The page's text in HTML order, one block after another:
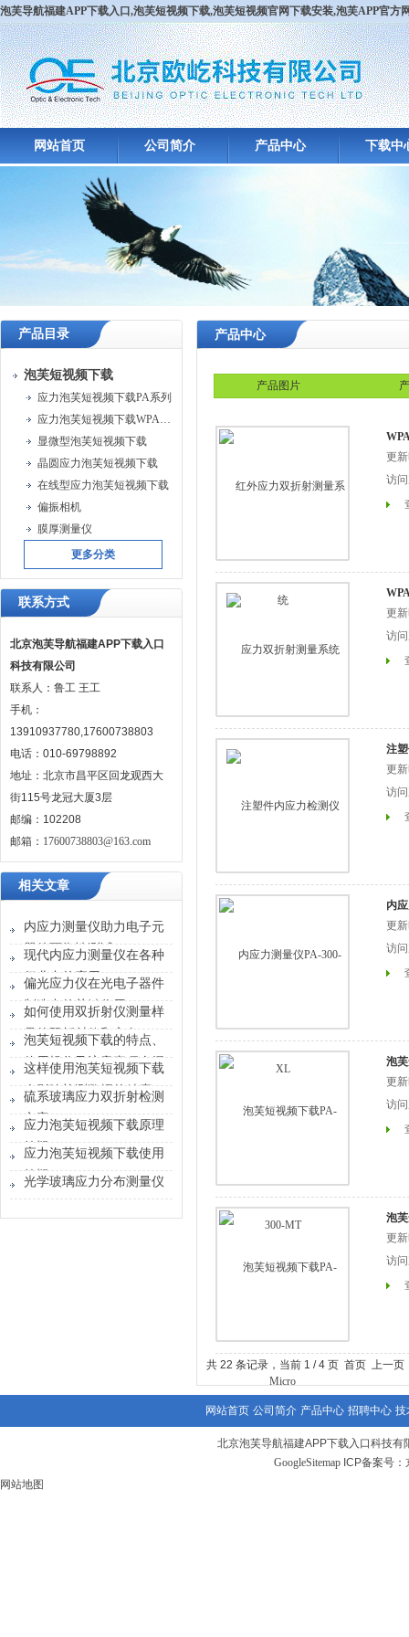
泡芙导航福建APP下载入口,泡芙短视频下载,泡芙短视频官网下载安装,泡芙APP官方
网站首页 公司简介 产品中心 下载中
产品目录
泡芙短视频下载
应力泡芙短视频下载PA系列
应力泡芙短视频下载WPA系列
显微型泡芙短视频下载
晶圆应力泡芙短视频下载
在线型应力泡芙短视频下载
偏振相机
膜厚测量仪
更多分类
联系方式
北京泡芙导航福建APP下载入口
科技有限公司
联系人：鲁工 王工
手机：
13910937780,17600738803
电话：010-69798892
地址：北京市昌平区回龙观西大
街115号龙冠大厦3层
邮编：102208
邮箱： 17600738803@163.com
相关文章
内应力测量仪助力电子元
器件可靠性测试
现代内应力测量仪在各种
行业中的应用
偏光应力仪在光电子器件
制造中的关键作用
如何使用双折射仪测量样
品的双折射值和方向？
泡芙短视频下载的特点、
使用操作及注意事项介绍
这样使用泡芙短视频下载
会影响检测数据的精度
硫系玻璃应力双折射检测
方案
应力泡芙短视频下载原理
答疑
应力泡芙短视频下载使用
答疑
光学玻璃应力分布测量仪
产品中心
产品图片
更新
访问
更新
访问
注
更新
访问
内
更新
访问
泡
更新
访问
泡
更新
访问
共 22 条记录，当前 1 / 4 页 首页 上一页
网站首页 公司简介 产品中心 招聘中心 技
北京泡芙导航福建APP下载入口科技有
GoogleSitemap ICP备案号：
网站地图